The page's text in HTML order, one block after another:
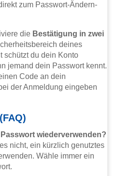
zum Passwort-Ändern-
die Bestätigung in zwei
deines
schützt du dein Konto
jemand dein Passwort kennt.
Code an dein
der Anmeldung eingeben
wiederverwenden?
nicht, ein kürzlich genutztes
Wähle immer ein